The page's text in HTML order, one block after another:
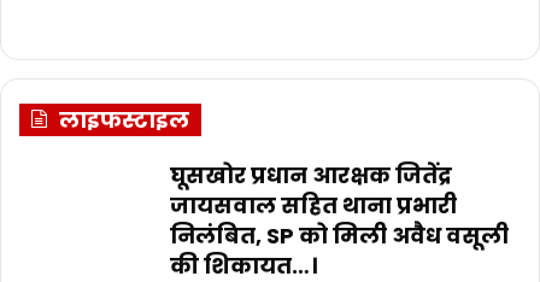
लाइफस्टाइल
घूसखोर प्रधान आरक्षक जितेंद्र
जायसवाल सहित थाना प्रभारी
निलंबित, SP को मिली अवैध वसूली
की शिकायत…।